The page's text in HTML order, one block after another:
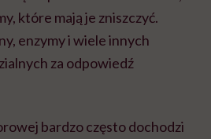
które mają je zniszczyć.
enzymy i wiele innych
za odpowiedź
bardzo często dochodzi